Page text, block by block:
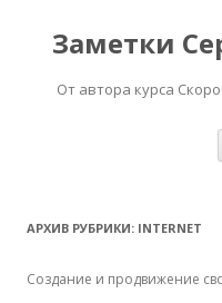
Заметки
От автора курса
АРХИВ РУБРИКИ: INTERNET
Создание и продвижение